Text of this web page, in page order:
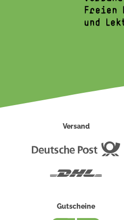
Versand
Gutscheine